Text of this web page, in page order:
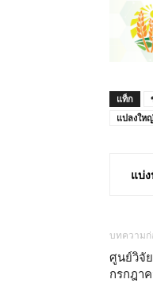
แท็ก
แปลงให
แบ่
บทความ
ศูนย์วิจั
กรกฎา